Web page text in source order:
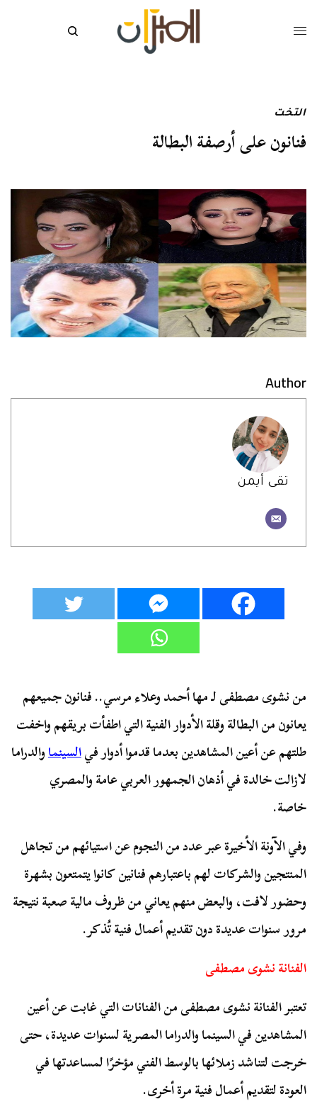
التخت
فنانون على أرصفة البطالة
Author
تقى أيمن
من نشوى مصطفى لـ مها أحمد وعلاء مرسي.. فنانون جميعهم
يعانون من البطالة وقلة الأدوار الفنية التي اطفأت بريقهم واخفت
طلتهم عن أعين المشاهدين بعدما قدموا أدوار فيالسينماوالدراما
لازالت خالدة في أذهان الجمهور العربي عامة والمصري
خاصة.
وفي الآونة الأخيرة عبر عدد من النجوم عن استيائهم من تجاهل
المنتجين والشركات لهم باعتبارهم فنانين كانوا يتمتعون بشهرة
وحضور لافت، والبعض منهم يعاني من ظروف مالية صعبة نتيجة
مرور سنوات عديدة دون تقديم أعمال فنية تُذكر.
الفنانة نشوى مصطفى
تعتبر الفنانة نشوى مصطفى من الفنانات التي غابت عن أعين
المشاهدين في السينما والدراما المصرية لسنوات عديدة، حتى
خرجت لتناشد زملائها بالوسط الفني مؤخرًا لمساعدتها في
العودة لتقديم أعمال فنية مرة أخرى.